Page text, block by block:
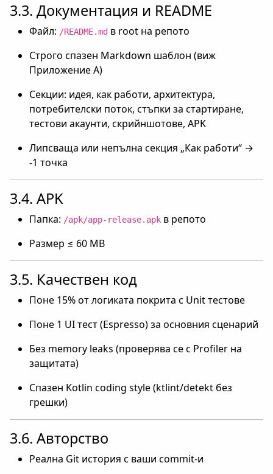
3.3. Документация и README
Файл: /README.md в root на репото
Строго спазен Markdown шаблон (виж
Приложение А)
Секции: идея, как работи, архитектура,
потребителски поток, стъпки за стартиране,
тестови акаунти, скрийншотове, APK
Липсваща или непълна секция „Как работи“ →
-1 точка
3.4. APK
Папка: /apk/app-release.apk в репото
Размер ≤ 60 MB
3.5. Качествен код
Поне 15% от логиката покрита с Unit тестове
Поне 1 UI тест (Espresso) за основния сценарий
Без memory leaks (проверява се с Profiler на
защитата)
Спазен Kotlin coding style (ktlint/detekt без
грешки)
3.6. Авторство
Реална Git история с ваши commit-и